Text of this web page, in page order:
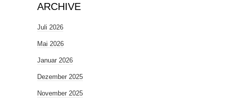
ARCHIVE
Juli 2026
Mai 2026
Januar 2026
Dezember 2025
November 2025